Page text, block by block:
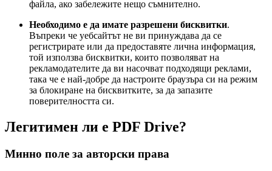
файла, ако забележите нещо съмнително.
Необходимо е да имате разрешени бисквитки.
Въпреки че уебсайтът не ви принуждава да се
регистрирате или да предоставяте лична информация,
той използва бисквитки, които позволяват на
рекламодателите да ви насочват подходящи реклами,
така че е най-добре да настроите браузъра си на режим
за блокиране на бисквитките, за да запазите
поверителността си.
Легитимен ли е PDF Drive?
Минно поле за авторски права